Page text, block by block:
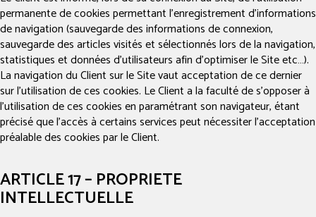
permanente de cookies permettant l’enregistrement d’informations
de navigation (sauvegarde des informations de connexion,
sauvegarde des articles visités et sélectionnés lors de la navigation,
statistiques et données d’utilisateurs afin d’optimiser le Site etc…).
La navigation du Client sur le Site vaut acceptation de ce dernier
sur l’utilisation de ces cookies. Le Client a la faculté de s’opposer à
l’utilisation de ces cookies en paramétrant son navigateur, étant
précisé que l’accès à certains services peut nécessiter l’acceptation
préalable des cookies par le Client.
ARTICLE 17 – PROPRIETE
INTELLECTUELLE